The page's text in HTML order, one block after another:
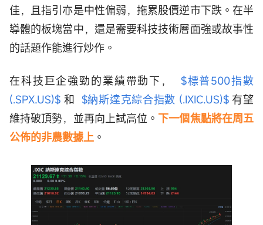
佳，且指引亦是中性偏弱，拖累股價逆市下跌。在半
導體的板塊當中，還是需要科技技術層面強或故事性
的話題作能進行炒作。
在科技巨企強勁的業績帶動下， $標普500指數
(.SPX.US)$ 和 $納斯達克綜合指數 (.IXIC.US)$有望
維持破頂勢，並再向上試高位。 下一個焦點將在周五
公佈的非農數據上 。